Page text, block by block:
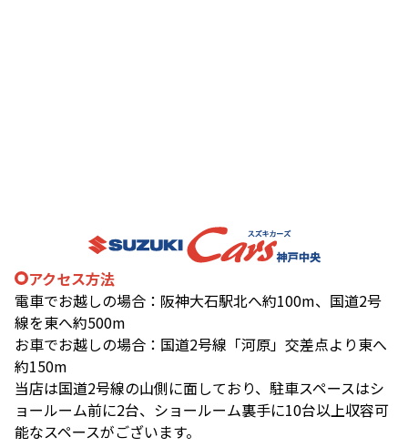
アクセス方法
電車でお越しの場合：阪神大石駅北へ約100m、国道2号
線を東へ約500m
お車でお越しの場合：国道2号線「河原」交差点より東へ
約150m
当店は国道2号線の山側に面しており、駐車スペースはシ
ョールーム前に2台、ショールーム裏手に10台以上収容可
能なスペースがございます。